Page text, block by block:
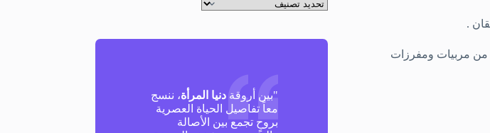
.
من مربيات ومفرزات
"بين أروقةدنيا المرأة، ننسج
معاً تفاصيل الحياة العصرية
بروحٍ تجمع بين الأصالة